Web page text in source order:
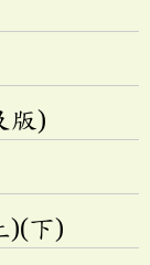
版)
)(下)